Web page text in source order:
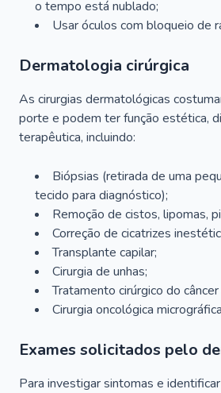
o tempo está nublado;
Usar óculos com bloqueio de
Dermatologia cirúrgica
As cirurgias dermatológicas
porte e podem ter função estética,
terapêutica, incluindo:
Biópsias (retirada de uma
tecido para diagnóstico);
Remoção de cistos, lipomas,
Correção de cicatrizes
Transplante capilar;
Cirurgia de unhas;
Tratamento cirúrgico do
Cirurgia oncológica
Exames solicitados pelo
Para investigar sintomas e